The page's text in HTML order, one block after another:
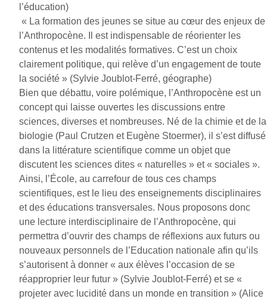
l’éducation)
« La formation des jeunes se situe au cœur des enjeux de
l’Anthropocène. Il est indispensable de réorienter les
contenus et les modalités formatives. C’est un choix
clairement politique, qui relève d’un engagement de toute
la société » (Sylvie Joublot-Ferré, géographe)
Bien que débattu, voire polémique, l’Anthropocène est un
concept qui laisse ouvertes les discussions entre
sciences, diverses et nombreuses. Né de la chimie et de la
biologie (Paul Crutzen et Eugène Stoermer), il s’est diffusé
dans la littérature scientifique comme un objet que
discutent les sciences dites « naturelles » et « sociales ».
Ainsi, l’École, au carrefour de tous ces champs
scientifiques, est le lieu des enseignements disciplinaires
et des éducations transversales. Nous proposons donc
une lecture interdisciplinaire de l’Anthropocène, qui
permettra d’ouvrir des champs de réflexions aux futurs ou
nouveaux personnels de l’Education nationale afin qu’ils
s’autorisent à donner « aux élèves l’occasion de se
réapproprier leur futur » (Sylvie Joublot-Ferré) et se «
projeter avec lucidité dans un monde en transition » (Alice